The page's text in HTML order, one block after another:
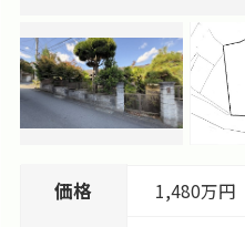
価格 1,480万円